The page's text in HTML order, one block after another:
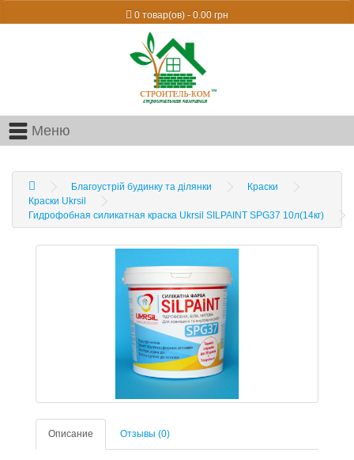
0 товар(ов) - 0.00 грн
Меню
Благоустрій будинку та ділянки
Краски
Краски Ukrsil
Гидрофобная силикатная краска Ukrsil SILPAINT SPG37 10л(14кг)
Описание Отзывы (0)